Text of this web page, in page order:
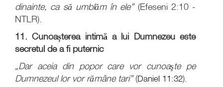
dinainte, ca să umblăm în ele”(Efeseni 2:10 -
NTLR).
11. Cunoașterea intimă a lui Dumnezeu este
secretul de a fi puternic
„Dar aceia din popor care vor cunoaşte pe
Dumnezeul lor vor rămâne tari”(Daniel 11:32).